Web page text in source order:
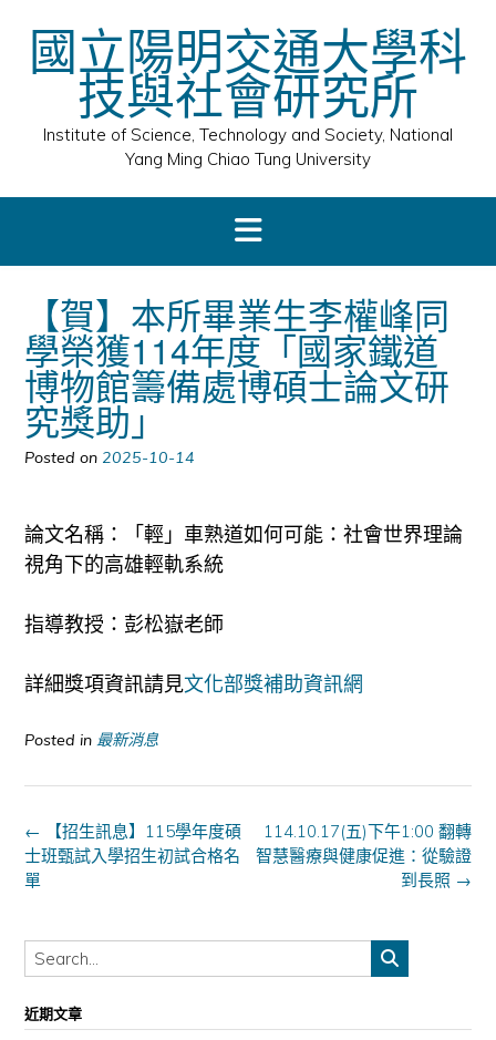
content國立陽明交通大學科
技與社會研究所
Institute of Science, Technology and Society, National
Yang Ming Chiao Tung University
【賀】本所畢業生李權峰同
學榮獲114年度「國家鐵道
博物館籌備處博碩士論文研
究獎助」
Posted on 2025-10-14
論文名稱：「輕」車熟道如何可能：社會世界理論
視角下的高雄輕軌系統
指導教授：彭松嶽老師
詳細獎項資訊請見文化部獎補助資訊網
Posted in 最新消息
Post
navigation
114.10.17(五)下午1:00 翻轉
智慧醫療與健康促進：從驗證
到長照 →
←
【招生訊息】115學年度碩
士班甄試入學招生初試合格名
單
近期文章